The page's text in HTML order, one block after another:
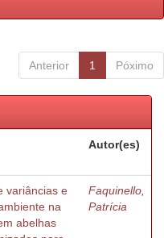
Anterior 1 Póximo
Autor(es)
variâncias e
na
abelhas
Faquinello,
Patrícia